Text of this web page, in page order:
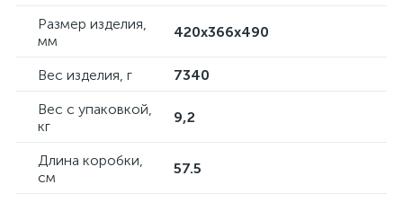
Размер изделия,
мм
420x366x490
Вес изделия, г
7340
Вес с упаковкой,
кг
9,2
Длина коробки,
см
57.5